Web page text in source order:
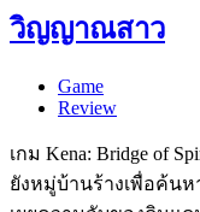
วิญญาณสาว
Game
Review
เกม Kena: Bridge of
ยังหมู่บ้านร้างเพื่อค้น